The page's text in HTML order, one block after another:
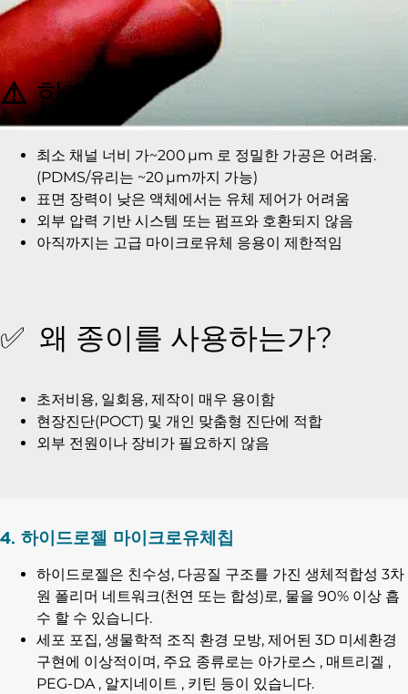
⚠️한계점
최소 채널 너비 가~200 µm 로 정밀한 가공은 어려움.
(PDMS/유리는 ~20 µm까지 가능)
표면 장력이 낮은 액체에서는 유체 제어가 어려움
외부 압력 기반 시스템 또는 펌프와 호환되지 않음
아직까지는 고급 마이크로유체 응용이 제한적임
✅ 왜 종이를 사용하는가?
초저비용, 일회용, 제작이 매우 용이함
현장진단(POCT) 및 개인 맞춤형 진단에 적합
외부 전원이나 장비가 필요하지 않음
4. 하이드로젤 마이크로유체칩
하이드로젤은 친수성, 다공질 구조를 가진 생체적합성 3차
원 폴리머 네트워크(천연 또는 합성)로, 물을 90% 이상 흡
수 할 수 있습니다.
세포 포집, 생물학적 조직 환경 모방, 제어된 3D 미세환경
구현에 이상적이며, 주요 종류로는 아가로스 , 매트리겔 ,
PEG-DA , 알지네이트 , 키틴 등이 있습니다.